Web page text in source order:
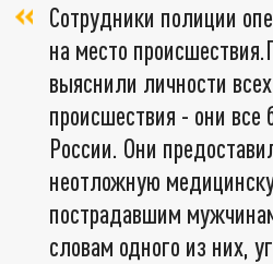
Сотрудники полиции
на место
выяснили личности
происшествия - они
России. Они
неотложную
пострадавшим
словам одного из них,